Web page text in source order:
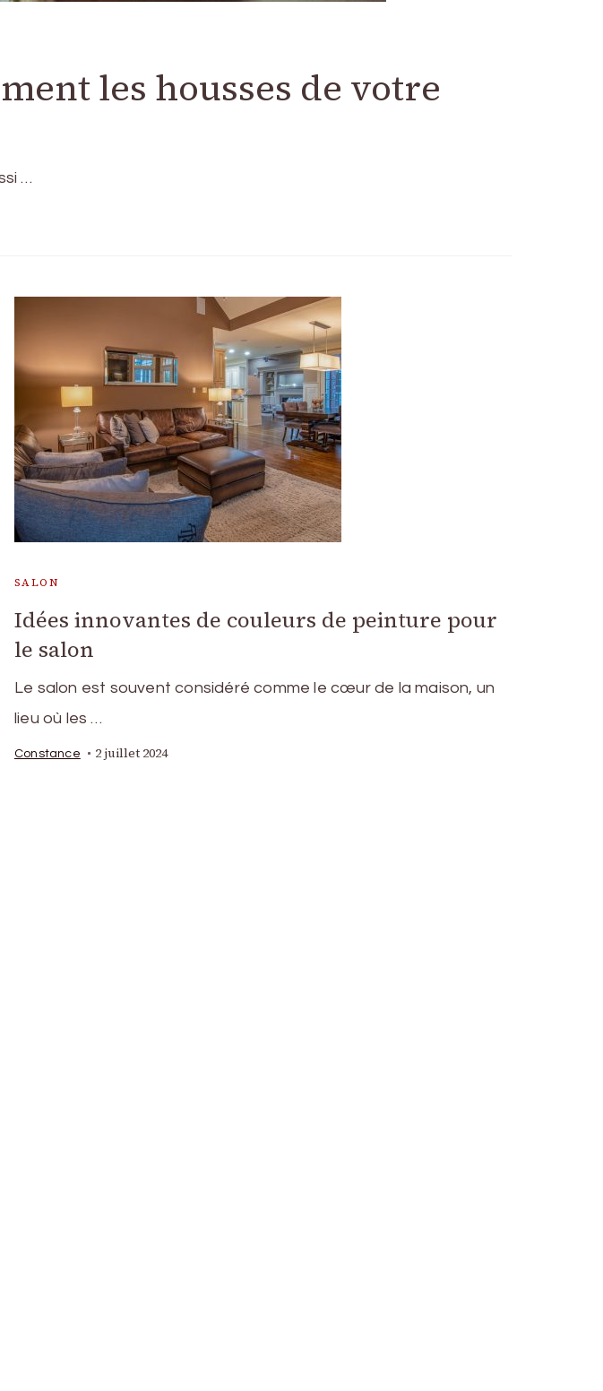
les housses de votre
…
SALON
Idées innovantes de couleurs de peinture pour
le salon
Le salon est souvent considéré comme le cœur de la maison, un
lieu où les …
Constance 2 juillet 2024